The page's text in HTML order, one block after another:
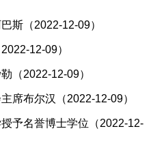
斯（2022-12-09）
12-09）
（2022-12-09）
席布尔汉（2022-12-09）
予名誉博士学位（2022-12-